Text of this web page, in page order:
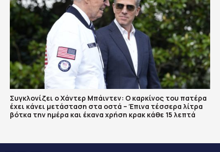
Συγκλονίζει ο Χάντερ Μπάιντεν: Ο καρκίνος του πατέρα
έχει κάνει μετάσταση στα οστά – Έπινα τέσσερα λίτρα
βότκα την ημέρα και έκανα χρήση κρακ κάθε 15 λεπτά